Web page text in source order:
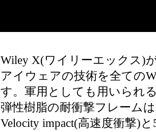
Wiley X(ワイリーエックス)
アイウェアの技術を全ての
す。軍用としても用いられ
弾性樹脂の耐衝撃フレーム
Velocity impact(高速度衝撃)